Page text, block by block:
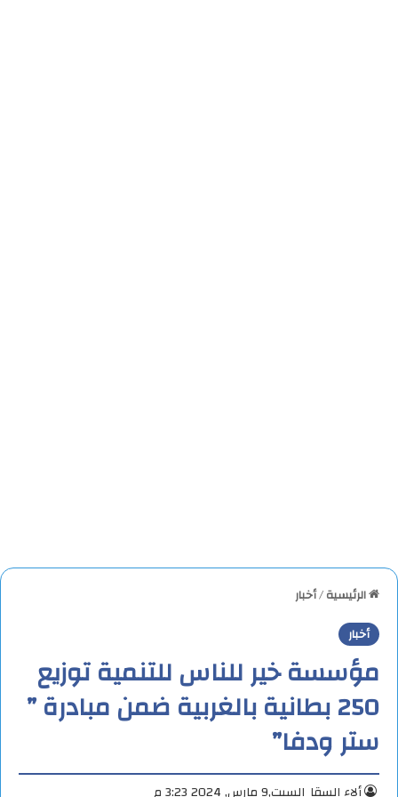
الرئيسية/أخبار
أخبار
مؤسسة خير للناس للتنمية توزيع
250 بطانية بالغربية ضمن مبادرة ”
ستر ودفا”